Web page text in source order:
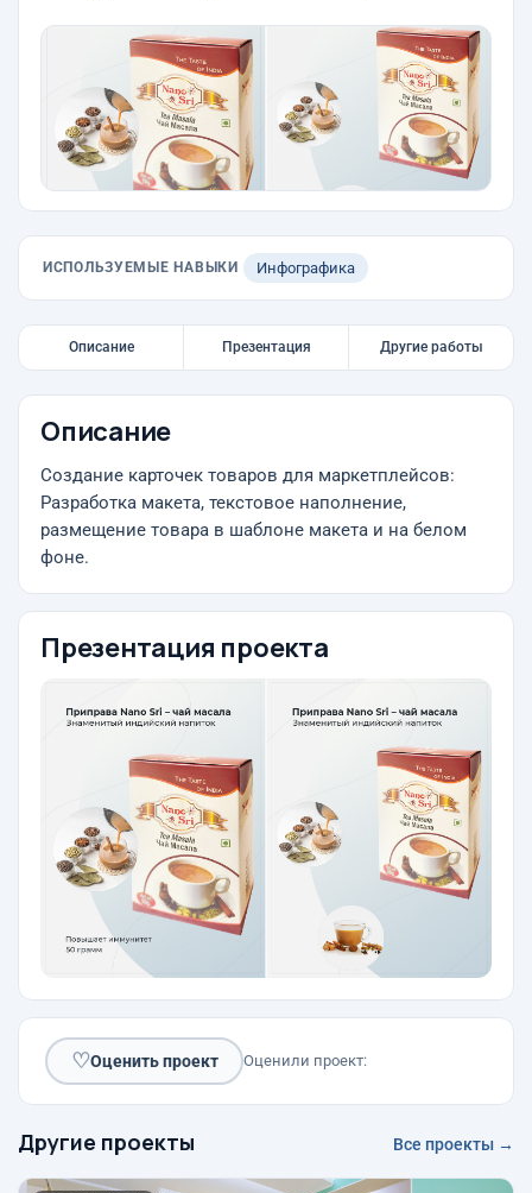
ИСПОЛЬЗУЕМЫЕ НАВЫКИ Инфографика
Описание Презентация Другие работы
Описание
Создание карточек товаров для маркетплейсов:
Разработка макета, текстовое наполнение,
размещение товара в шаблоне макета и на белом
фоне.
Презентация проекта
♡Оценить проект Оценили проект:
Другие проекты Все проекты →